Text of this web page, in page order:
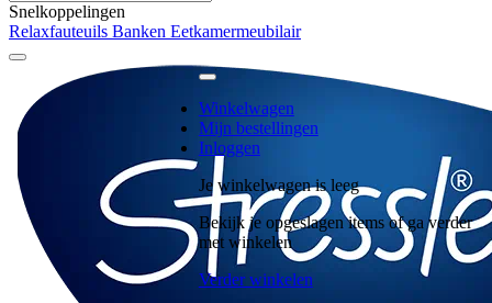
Snelkoppelingen
Relaxfauteuils Banken Eetkamermeubilair
Winkelwagen
Mijn bestellingen
Inloggen
Je winkelwagen is leeg
Bekijk je opgeslagen items of ga verder
met winkelen
Verder winkelen